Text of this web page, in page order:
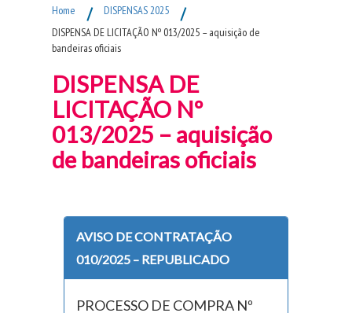
Home / DISPENSAS 2025 /
DISPENSA DE LICITAÇÃO Nº 013/2025 – aquisição de
bandeiras oficiais
DISPENSA DE
LICITAÇÃO Nº
013/2025 – aquisição
de bandeiras oficiais
AVISO DE CONTRATAÇÃO
010/2025 – REPUBLICADO
PROCESSO DE COMPRA Nº